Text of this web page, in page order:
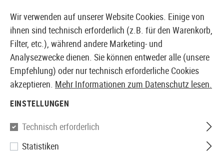
EUROPÄISCHER AIRSOFT SHOP & GROßHÄNDLER
SICHERHEIT &
SCHUTZAUSRÜSTUNG
Wir verwenden auf unserer Website Cookies. Einige von
ihnen sind technisch erforderlich (z.B. für den Warenkorb,
Filter, etc.), während andere Marketing- und
Analysezwecke dienen. Sie können entweder alle (unsere
Empfehlung) oder nur technisch erforderliche Cookies
akzeptieren. Mehr Informationen zum Datenschutz lesen.
EINSTELLUNGEN
Technisch erforderlich
Statistiken